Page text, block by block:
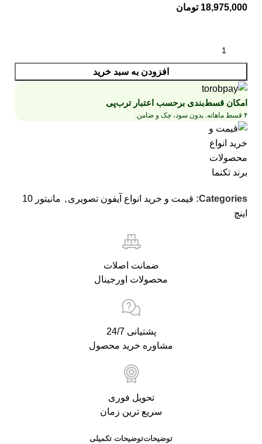
18,975,000 تومان
افزودن به سبد خرید
امکان قسط‌بندی برحسب اعتبار ترب‌پی
۴ قسط ماهانه. بدون سود، چک و ضامن.
Categories: قیمت و خرید انواع آیفون تصویری ,
مانیتور 10
اینچ
ضمانت اصلات
محصولات اورجینال
پشتیانی 24/7
مشاوره خرید محصول
تحویل فوری
سریع ترین زمان
توضیحاتتوضیحات تکمیلی